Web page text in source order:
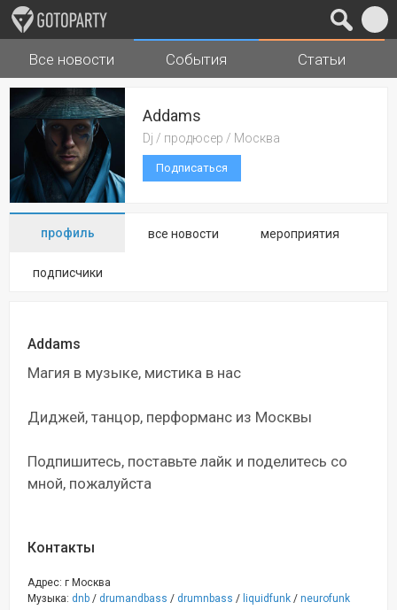
Города Музыка
Все новости События Статьи
Addams
Dj / продюсер / Москва
Подписаться
профиль все новости мероприятия
подписчики
Addams
Магия в музыке, мистика в нас
Диджей, танцор, перформанс из Москвы
Подпишитесь, поставьте лайк и поделитесь со
мной, пожалуйста
Контакты
Адрес: г Москва
Музыка: dnb / drumandbass / drumnbass / liquidfunk / neurofunk